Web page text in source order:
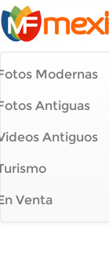
Modernas
Antiguas
Antiguos
Venta